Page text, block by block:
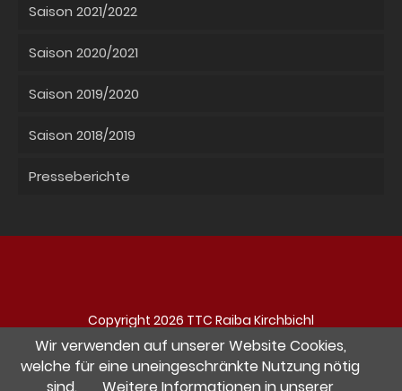
Saison 2021/2022
Saison 2020/2021
Saison 2019/2020
Saison 2018/2019
Presseberichte
Copyright 2026 TTC Raiba Kirchbichl
Navigation
überspringen
Impressum Datenschutz Kontakt
Wir verwenden auf unserer Website Cookies,
welche für eine uneingeschränkte Nutzung nötig